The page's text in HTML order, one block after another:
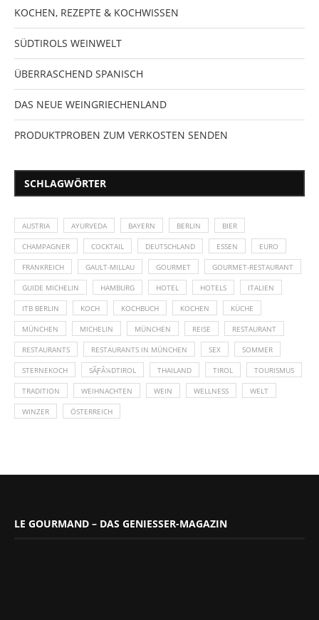
KOCHEN, REZEPTE & KOCHWISSEN
SÜDTIROLS WEINWELT
ÜBERRASCHEND SPANISCH
DAS NEUE WEINGRIECHENLAND
PRODUKTPROBEN ZUM VERKOSTEN SENDEN
SCHLAGWÖRTER
AUSTRIA AYURVEDA BAYERN BERLIN BIER
CHAMPAGNER COCKTAIL DEUTSCHLAND ESSEN EURO
FRANKREICH GAULT-MILLAU GOURMET GOURMET-RESTAURANT
GUIDE MICHELIN HAMBURG HOTEL HOTELS ITALIEN
ITB BERLIN KOCH KOCHBUCH KOCHEN KÜCHE
MÜNCHEN MICHELIN MÜNCHEN REISE RESTAURANT
RESTAURANTS RESTAURANTS IN MÜNCHEN SEX SOMMER
STERNEKOCH SÃƑÂ¼DTIROL THAILAND TIROL TOURISMUS
TRADITION WEIHNACHTEN WEIN WELLNESS WELT
WINZER ÖSTERREICH
LE GOURMAND – DAS GENIESSER-MAGAZIN